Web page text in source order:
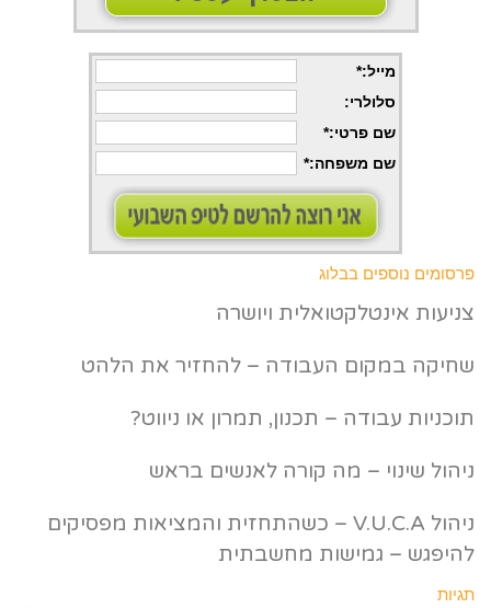
מייל:*
סלולרי:
שם פרטי:*
שם משפחה:*
פרסומים נוספים בבלוג
צניעות אינטלקטואלית ויושרה
שחיקה במקום העבודה – להחזיר את הלהט
תוכניות עבודה – תכנון, תמרון או ניווט?
ניהול שינוי – מה קורה לאנשים בראש
ניהול V.U.C.A – כשהתחזית והמציאות מפסיקים
להיפגש – גמישות מחשבתית
תגיות